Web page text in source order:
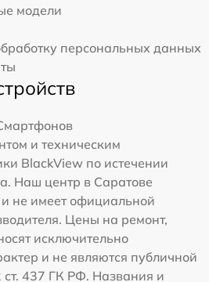
модели
персональных данных
и техническим
BlackView по истечении
Наш центр в Саратове
не имеет официальной
Цены на ремонт,
исключительно
и не являются публичной
ст. 437 ГК РФ. Названия и